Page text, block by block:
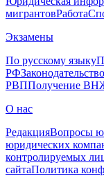
мигрантовРабота
Экзамены
По русскому языку
РФЗаконодательство
РВППолучение
О нас
РедакцияВопросы
юридических
контролируемых
сайтаПолитика